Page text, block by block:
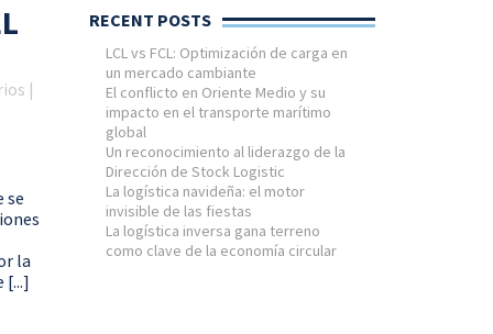
|
se
la
[...]
RECENT POSTS
LCL vs FCL: Optimización de carga en
un mercado cambiante
El conflicto en Oriente Medio y su
impacto en el transporte marítimo
global
Un reconocimiento al liderazgo de la
Dirección de Stock Logistic
La logística navideña: el motor
invisible de las fiestas
La logística inversa gana terreno
como clave de la economía circular